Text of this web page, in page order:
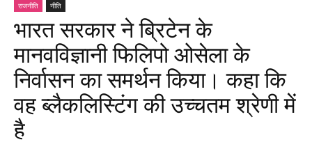
राजनीति नीति
भारत सरकार ने ब्रिटेन के
मानवविज्ञानी फिलिपो ओसेला के
निर्वासन का समर्थन किया। कहा कि
वह ब्लैकलिस्टिंग की उच्चतम श्रेणी में
है